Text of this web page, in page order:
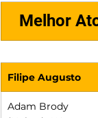
Melhor
Filipe Augusto
Adam Brody